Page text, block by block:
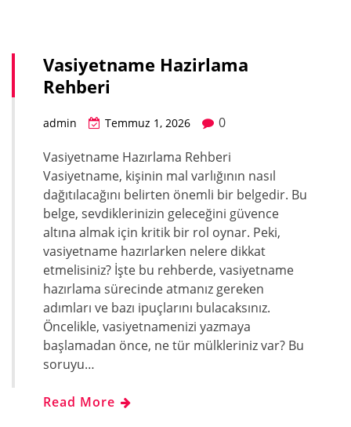
Vasiyetname Hazirlama
Rehberi
admin Temmuz 1, 2026
0
Vasiyetname Hazırlama Rehberi
Vasiyetname, kişinin mal varlığının nasıl
dağıtılacağını belirten önemli bir belgedir. Bu
belge, sevdiklerinizin geleceğini güvence
altına almak için kritik bir rol oynar. Peki,
vasiyetname hazırlarken nelere dikkat
etmelisiniz? İşte bu rehberde, vasiyetname
hazırlama sürecinde atmanız gereken
adımları ve bazı ipuçlarını bulacaksınız.
Öncelikle, vasiyetnamenizi yazmaya
başlamadan önce, ne tür mülkleriniz var? Bu
soruyu…
Read More